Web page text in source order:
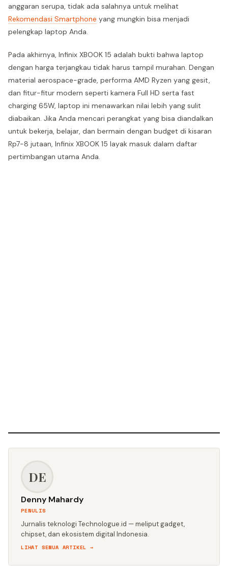
anggaran serupa, tidak ada salahnya untuk melihat
Rekomendasi Smartphone yang mungkin bisa menjadi
pelengkap laptop Anda.
Pada akhirnya, Infinix XBOOK 15 adalah bukti bahwa laptop
dengan harga terjangkau tidak harus tampil murahan. Dengan
material aerospace-grade, performa AMD Ryzen yang gesit,
dan fitur-fitur modern seperti kamera Full HD serta fast
charging 65W, laptop ini menawarkan nilai lebih yang sulit
diabaikan. Jika Anda mencari perangkat yang bisa diandalkan
untuk bekerja, belajar, dan bermain dengan budget di kisaran
Rp7-8 jutaan, Infinix XBOOK 15 layak masuk dalam daftar
pertimbangan utama Anda.
DE
Denny Mahardy
PENULIS
Jurnalis teknologi Technologue.id — meliput gadget,
chipset, dan ekosistem digital Indonesia.
LIHAT SEMUA ARTIKEL →